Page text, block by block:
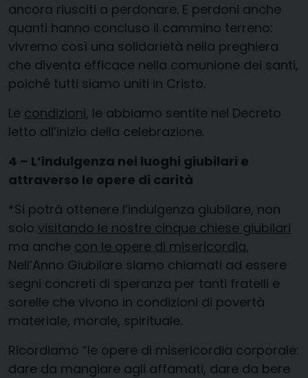
ancora riusciti a perdonare. E perdoni anche
quanti hanno concluso il cammino terreno:
vivremo così una solidarietà nella preghiera
che diventa efficace nella comunione dei santi,
poiché tutti siamo uniti in Cristo.
Le condizioni, le abbiamo sentite nel Decreto
letto all’inizio della celebrazione.
4 – L’indulgenza nei luoghi giubilari e
attraverso le opere di carità
*Si potrà ottenere l’indulgenza giubilare, non
solo visitando le nostre cinque chiese giubilari
ma anche con le opere di misericordia.
Nell’Anno Giubilare siamo chiamati ad essere
segni concreti di speranza per tanti fratelli e
sorelle che vivono in condizioni di povertà
materiale, morale, spirituale.
Ricordiamo “le opere di misericordia corporale:
dare da mangiare agli affamati, dare da bere